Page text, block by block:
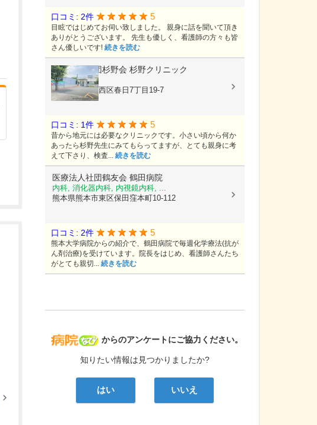
病院なび
からのアンケートにご協力ください。
知りたい情報は見つかりましたか?
はい いいえ
口コミ: 2件 5
目眩ではじめてお伺い致しました。 親身に話を聞いて頂き
ありがとうございます。 先生も優しく、看護師の方々も皆
さん優しいです! 続きを読む
医療法人社団杉野会 杉野クリニック
内科, 小児科
熊本県熊本市西区春日7丁目19-7
口コミ: 1件 5
昔から地元には必要なクリニックです。小さい頃から何か
あったら杉野先生にみてもらってますが、とても親身に考
えて下さり、検査... 続きを読む
医療法人社団鶴友会 鶴田病院
内科, 消化器内科, 内視鏡内科, ...
熊本県熊本市東区保田窪本町10-112
口コミ: 2件 5
熊本大学病院からの紹介で、鶴田病院で毎週化学療法(抗が
ん剤治療)を受けています。院長をはじめ、看護師さんたち
がとても親切... 続きを読む